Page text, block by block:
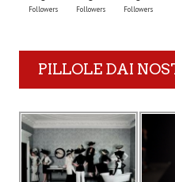
Followers Followers Followers
PILLOLE DAI